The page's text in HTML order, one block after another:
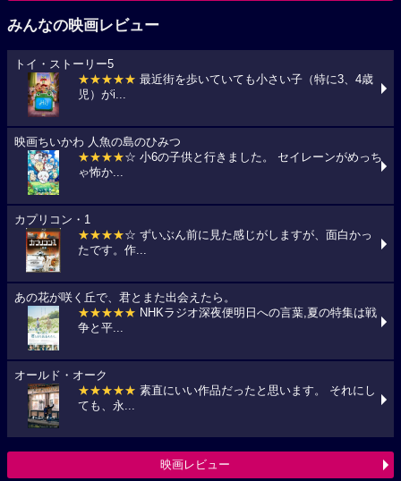
みんなの映画レビュー
トイ・ストーリー5
★★★★★ 最近街を歩いていても小さい子（特に3、4歳
児）がi...
映画ちいかわ 人魚の島のひみつ
★★★★☆ 小6の子供と行きました。 セイレーンがめっち
ゃ怖か...
カプリコン・1
★★★★☆ ずいぶん前に見た感じがしますが、面白かっ
たです。作...
あの花が咲く丘で、君とまた出会えたら。
★★★★★ NHKラジオ深夜便明日への言葉,夏の特集は戦
争と平...
オールド・オーク
★★★★★ 素直にいい作品だったと思います。 それにし
ても、永...
映画レビュー